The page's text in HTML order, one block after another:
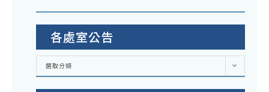
各處室公告
各
室
選取分類